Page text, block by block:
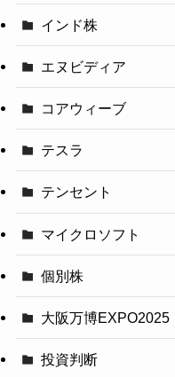
インド株
エヌビディア
コアウィーブ
テスラ
テンセント
マイクロソフト
個別株
大阪万博EXPO2025
投資判断